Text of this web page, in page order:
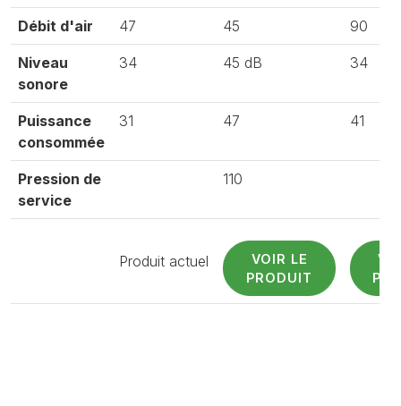
Débit d'air 47 45 90
Niveau
sonore
34 45 dB 34
Puissance
consommée
31 47 41
Pression de
service
110
Produit actuel
VOIR LE
PRODUIT